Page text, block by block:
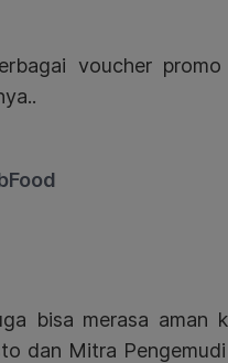
voucher
bisa merasa aman
dan Mitra Pengemudi